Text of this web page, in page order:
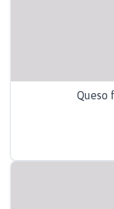
Queso